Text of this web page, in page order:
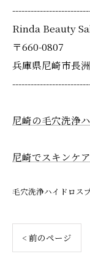
Rinda Beauty
〒660-0807
兵庫県尼崎市長
尼崎の毛穴洗浄
尼崎でスキンケ
毛穴洗浄ハイドロス
< 前のページ